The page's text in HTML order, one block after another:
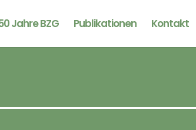
Jahre BZG Publikationen Kontakt